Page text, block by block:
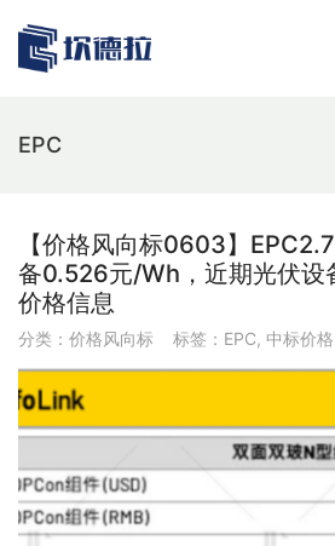
EPC
【价格风向标0603】
备0.526元/Wh，近期光伏设
价格信息
分类： 价格风向标 标签： EPC, 中标价格